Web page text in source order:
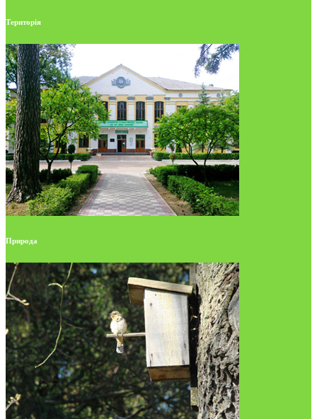
Територія
Природа